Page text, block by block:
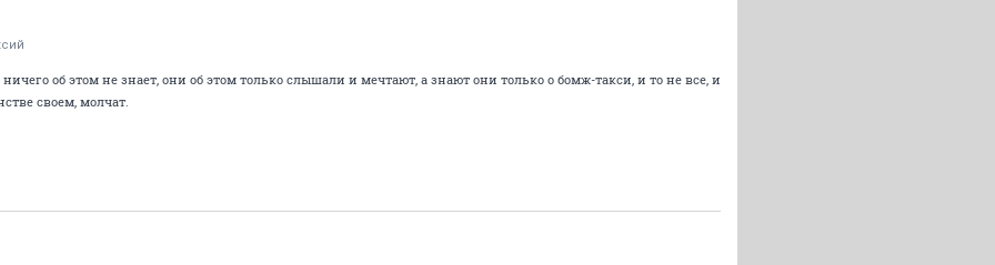
ничего об этом не знает, они об этом только слышали и мечтают, а знают они только о бомж-такси, и то не все, и
своем, молчат.